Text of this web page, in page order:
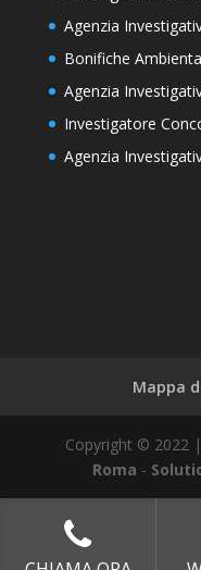
Agenzia
Bonifiche
Agenzia
Investigatore
Agenzia
Mappa
Copyright © 2022 |
Roma -